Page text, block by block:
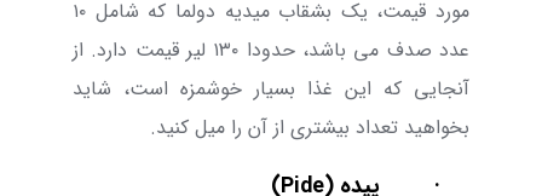
مورد قیمت، یک بشقاب میدیه دولما که شامل ۱۰
عدد صدف می باشد، حدودا ۱۳۰ لیر قیمت دارد
. از
آنجایی که این غذا بسیار خوشمزه است، شاید
بخواهید تعداد بیشتری از آن را میل کنید.
· پیده (Pide
)